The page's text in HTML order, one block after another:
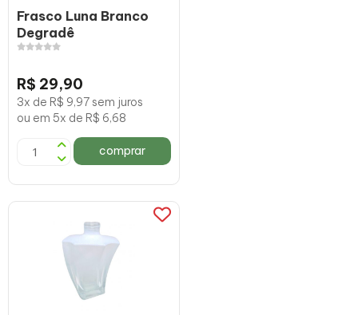
Frasco Luna Branco
Degradê
R$ 29,90
3x de R$ 9,97 sem juros
ou em 5x de R$ 6,68
comprar